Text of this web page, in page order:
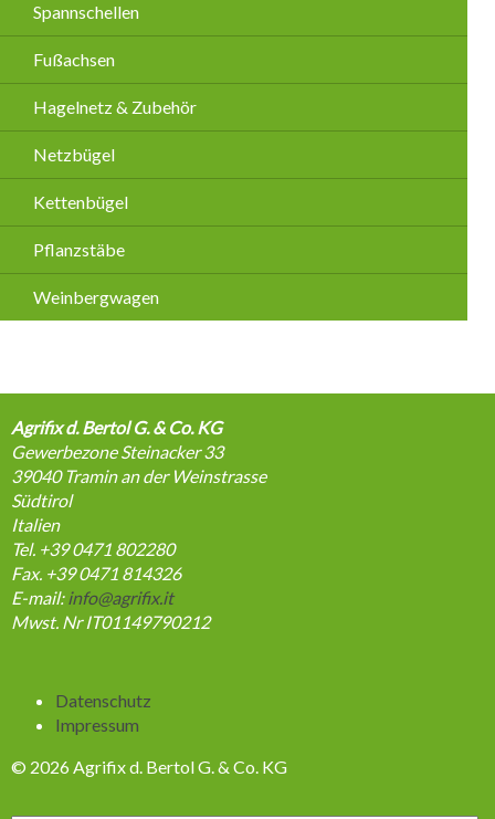
Spannschellen
Fußachsen
Hagelnetz & Zubehör
Netzbügel
Kettenbügel
Pflanzstäbe
Weinbergwagen
Agrifix d. Bertol G. & Co. KG
Gewerbezone Steinacker 33
39040 Tramin an der Weinstrasse
Südtirol
Italien
Tel. +39 0471 802280
Fax. +39 0471 814326
E-mail:info@agrifix.it
Mwst. Nr IT01149790212
überspringen
Datenschutz
Impressum
© 2026 Agrifix d. Bertol G. & Co. KG